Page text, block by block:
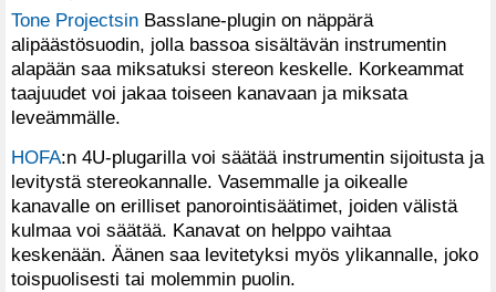
Tone Projectsin Basslane-plugin on näppärä
alipäästösuodin, jolla bassoa sisältävän instrumentin
alapään saa miksatuksi stereon keskelle. Korkeammat
taajuudet voi jakaa toiseen kanavaan ja miksata
leveämmälle.
HOFA:n 4U-plugarilla voi säätää instrumentin sijoitusta ja
levitystä stereokannalle. Vasemmalle ja oikealle
kanavalle on erilliset panorointisäätimet, joiden välistä
kulmaa voi säätää. Kanavat on helppo vaihtaa
keskenään. Äänen saa levitetyksi myös ylikannalle, joko
toispuolisesti tai molemmin puolin.